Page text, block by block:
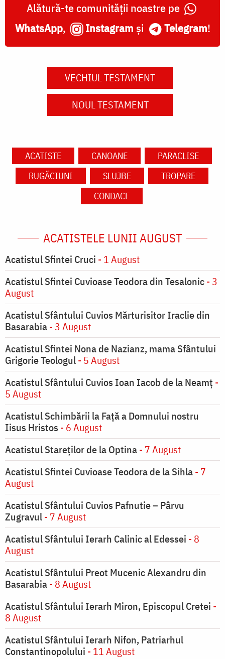
Alătură-te comunității noastre pe
WhatsApp, Instagram și Telegram!
VECHIUL TESTAMENT
NOUL TESTAMENT
ACATISTE CANOANE
PARACLISE
RUGĂCIUNI
SLUJBE
TROPARE
CONDACE
ACATISTELE LUNII AUGUST
Acatistul Sfintei Cruci - 1 August
Acatistul Sfintei Cuvioase Teodora din Tesalonic- 3
August
Acatistul Sfântului Cuvios Mărturisitor Iraclie din
Basarabia- 3 August
Acatistul Sfintei Nona de Nazianz, mama Sfântului
Grigorie Teologul- 5 August
Acatistul Sfântului Cuvios Ioan Iacob de la Neamț -
5 August
Acatistul Schimbării la Faţă a Domnului nostru
Iisus Hristos - 6 August
Acatistul Stareţilor de la Optina- 7 August
Acatistul Sfintei Cuvioase Teodora de la Sihla- 7
August
Acatistul Sfântului Cuvios Pafnutie – Pârvu
Zugravul- 7 August
Acatistul Sfântului Ierarh Calinic al Edessei - 8
August
Acatistul Sfântului Preot Mucenic Alexandru din
Basarabia- 8 August
Acatistul Sfântului Ierarh Miron, Episcopul Cretei -
8 August
Acatistul Sfântului Ierarh Nifon, Patriarhul
Constantinopolului - 11 August